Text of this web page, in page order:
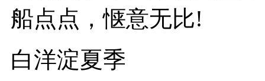
船点点，惬意无比!
白洋淀夏季